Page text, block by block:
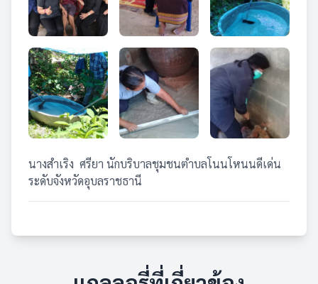
นางสำเริง ศรียา นักบริบาลชุมชนตำบลโนนโหนนดีเด่น
ระดับจังหวัดอุบลราชธานี